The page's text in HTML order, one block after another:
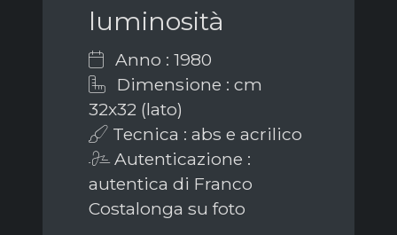
luminosità
Anno : 1980
Dimensione : cm
32x32 (lato)
Tecnica : abs e acrilico
Autenticazione :
autentica di Franco
Costalonga su foto